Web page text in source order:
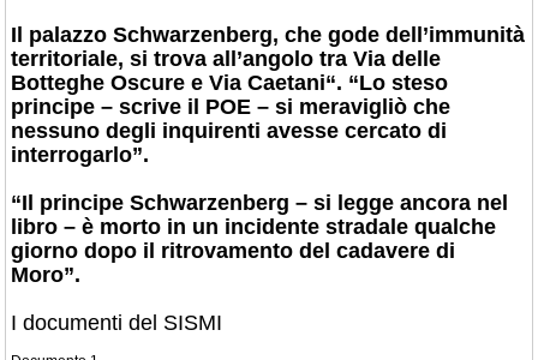
Il palazzo Schwarzenberg, che gode dell’immunità
territoriale, si trova all’angolo tra Via delle
Botteghe Oscure e Via Caetani“. “Lo steso
principe – scrive il POE – si meravigliò che
nessuno degli inquirenti avesse cercato di
interrogarlo”.
“Il principe Schwarzenberg – si legge ancora nel
libro – è morto in un incidente stradale qualche
giorno dopo il ritrovamento del cadavere di
Moro”.
I documenti del SISMI